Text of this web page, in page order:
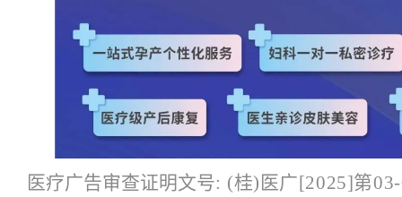
医疗广告审查证明文号: (桂)医广[2025]第